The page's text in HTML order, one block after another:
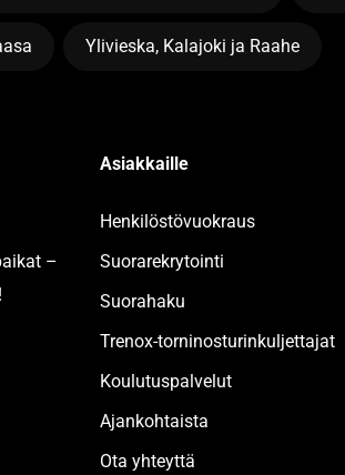
Ylivieska, Kalajoki ja Raahe
–
Asiakkaille
Henkilöstövuokraus
Suorarekrytointi
Suorahaku
Trenox-torninosturinkuljettajat
Koulutuspalvelut
Ajankohtaista
Ota yhteyttä